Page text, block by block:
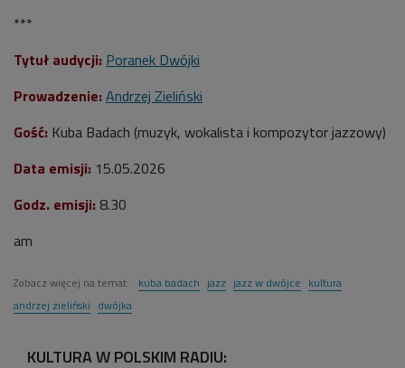
***
Tytuł audycji: Poranek Dwójki
Prowadzenie: Andrzej Zieliński
Gość: Kuba Badach (muzyk, wokalista i kompozytor jazzowy)
Data emisji: 15.05.2026
Godz. emisji: 8.30
am
Zobacz więcej na temat: kuba badach jazz jazz w dwójce kultura
andrzej zieliński dwójka
KULTURA W POLSKIM RADIU: